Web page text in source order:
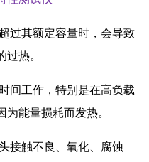
过其额定容量时，会导致
热。
间工作，特别是在高负载
能量损耗而发热。
接触不良、氧化、腐蚀